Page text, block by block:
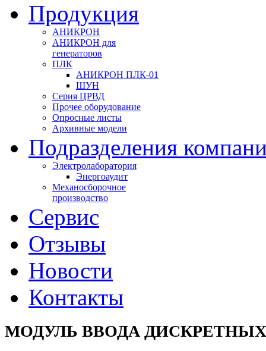
Продукция
АНИКРОН
АНИКРОН для
генераторов
ПЛК
АНИКРОН ПЛК-01
ШУН
Серия ЦРВД
Прочее оборудование
Опросные листы
Архивные модели
Подразделения
Электролаборатория
Энергоаудит
Механосборочное
производство
Сервис
Отзывы
Новости
Контакты
МОДУЛЬ ВВОДА